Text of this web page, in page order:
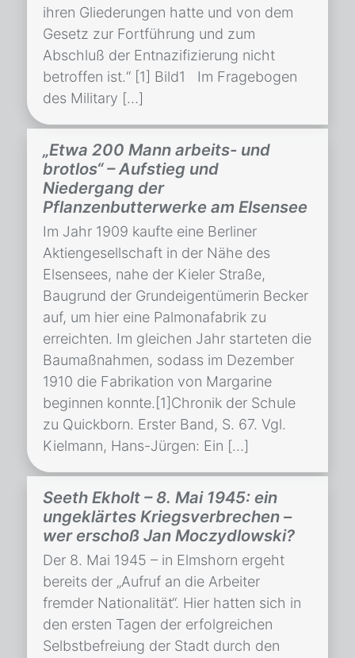
ihren Gliederungen hatte und von dem
Gesetz zur Fortführung und zum
Abschluß der Entnazifizierung nicht
betroffen ist.“ [1] Bild1 Im Fragebogen
des Military […]
„Etwa 200 Mann arbeits- und
brotlos“ – Aufstieg und
Niedergang der
Pflanzenbutterwerke am Elsensee
Im Jahr 1909 kaufte eine Berliner
Aktiengesellschaft in der Nähe des
Elsensees, nahe der Kieler Straße,
Baugrund der Grundeigentümerin Becker
auf, um hier eine Palmonafabrik zu
erreichten. Im gleichen Jahr starteten die
Baumaßnahmen, sodass im Dezember
1910 die Fabrikation von Margarine
beginnen konnte.[1]Chronik der Schule
zu Quickborn. Erster Band, S. 67. Vgl.
Kielmann, Hans-Jürgen: Ein […]
Seeth Ekholt – 8. Mai 1945: ein
ungeklärtes Kriegsverbrechen –
wer erschoß Jan Moczydlowski?
Der 8. Mai 1945 – in Elmshorn ergeht
bereits der „Aufruf an die Arbeiter
fremder Nationalität“. Hier hatten sich in
den ersten Tagen der erfolgreichen
Selbstbefreiung der Stadt durch den